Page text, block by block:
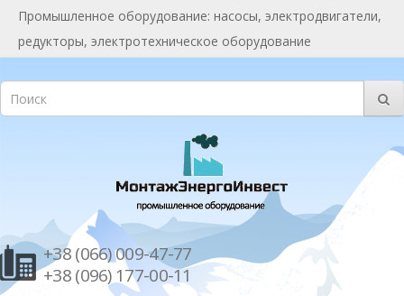
Промышленное оборудование: насосы, электродвигатели,
редукторы, электротехническое оборудование
+38 (066) 009-47-77
+38 (096) 177-00-11